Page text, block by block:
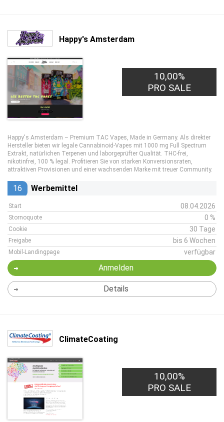
Happy's Amsterdam
5,00€
PRO LEAD
10,00%
PRO SALE
Happy's Amsterdam – Premium TAC Vapes, Made in Germany. Als direkter
Hersteller bieten wir legale Cannabinoid-Vapes mit 1000 mg Full Spectrum
Extrakt, natürlichen Terpenen und laborgeprüfter Qualität. THC-frei,
nikotinfrei, 100 % legal. Profitieren Sie von starken Konversionsraten,
attraktiven Provisionen und einer wachsenden Marke mit treuer Community.
16 Werbemittel
Start 08.04.2026
Stornoquote 0 %
Cookie 30 Tage
Freigabe bis 6 Wochen
Mobil-Landingpage verfügbar
Anmelden
Details
ClimateCoating
10,00%
PRO SALE